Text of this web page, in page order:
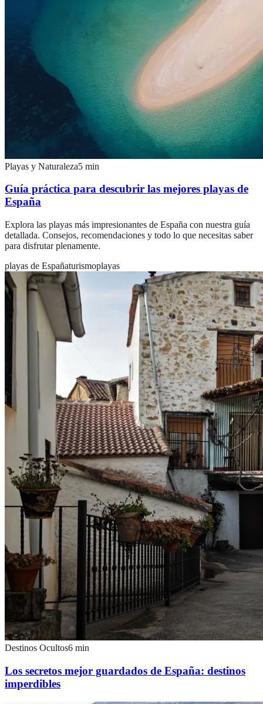
Playas y Naturaleza5 min
Guía práctica para descubrir las mejores playas de
España
Explora las playas más impresionantes de España con nuestra guía
detallada. Consejos, recomendaciones y todo lo que necesitas saber
para disfrutar plenamente.
playas de Españaturismoplayas
Destinos Ocultos6 min
Los secretos mejor guardados de España: destinos
imperdibles